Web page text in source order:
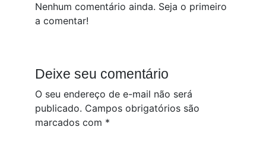
Nenhum comentário ainda. Seja o primeiro
a comentar!
Deixe seu comentário
O seu endereço de e-mail não será
publicado. Campos obrigatórios são
marcados com *